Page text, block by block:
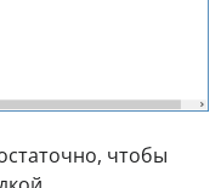
чтобы